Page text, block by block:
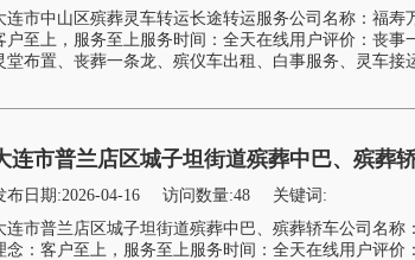
连市中山区殡葬灵车转运长途转运服务公司名称：福
户至上，服务至上服务时间：全天在线用户评价：丧事
堂布置、丧葬一条龙、殡仪车出租、白事服务、灵车接
连市普兰店区城子坦街道殡葬中巴、殡葬
布日期:2026-04-16 访问数量:48
关键词:
连市普兰店区城子坦街道殡葬中巴、殡葬轿车公司名
念：客户至上，服务至上服务时间：全天在线用户评